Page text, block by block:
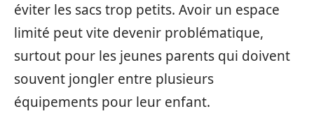
éviter les sacs trop petits. Avoir un espace
limité peut vite devenir problématique,
surtout pour les jeunes parents qui doivent
souvent jongler entre plusieurs
équipements pour leur enfant.